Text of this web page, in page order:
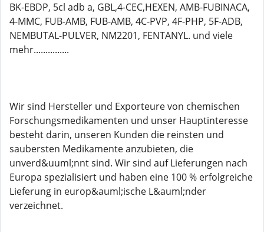
BK-EBDP, 5cl adb a, GBL,4-CEC,HEXEN, AMB-FUBINACA,
4-MMC, FUB-AMB, FUB-AMB, 4C-PVP, 4F-PHP, 5F-ADB,
NEMBUTAL-PULVER, NM2201, FENTANYL. und viele
mehr...............
Wir sind Hersteller und Exporteure von chemischen
Forschungsmedikamenten und unser Hauptinteresse
besteht darin, unseren Kunden die reinsten und
saubersten Medikamente anzubieten, die
unverd&uuml;nnt sind. Wir sind auf Lieferungen nach
Europa spezialisiert und haben eine 100 % erfolgreiche
Lieferung in europ&auml;ische L&auml;nder
verzeichnet.